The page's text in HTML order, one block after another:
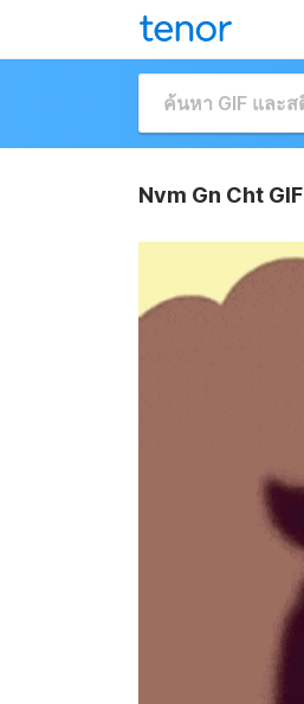
Nvm Gn Cht GIF